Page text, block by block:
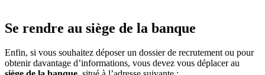
Se rendre au siège de la banque
Enfin, si vous souhaitez déposer un dossier de recrutement ou pour
obtenir davantage d’informations, vous devez vous déplacer au